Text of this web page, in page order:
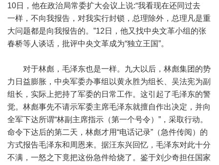
10日，他在政治局常委扩大会议上说:“我看现在还同过去
一样，不向我报告，对我实行封锁，总理除外，总理凡是重
大问题都是向我报告的。”12日，他又找中央文革小组的张
春桥等人谈话，批评中央文革成为“独立王国”。
对于林彪，毛泽东也是一样。九大以后，林彪集团的势
力日益膨胀，中央军委办事组以黄永胜为组长、吴法宪为副
组长，实际上把持了军委的日常工作。这引起了毛泽东的警
觉。林彪事先不请示军委主席毛泽东就擅自作出决定，并向
全军下达所谓“林副主席指示（第一个号令）”，采取行动。
命令下达后的第二天，林彪才用“电话记录”（急件传阅）的
方式报告毛泽东和周恩来。据汪东兴回忆，毛泽东对此十分
不满，一怒之下竟把这份急件给烧了。鉴于刘少奇担任国家